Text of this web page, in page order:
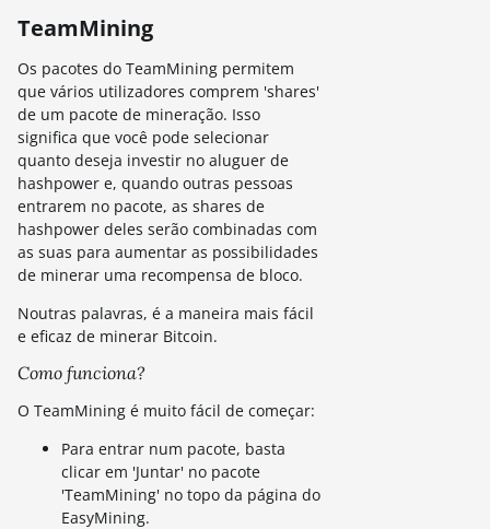
TeamMining
Os pacotes do TeamMining permitem
que vários utilizadores comprem 'shares'
de um pacote de mineração. Isso
significa que você pode selecionar
quanto deseja investir no aluguer de
hashpower e, quando outras pessoas
entrarem no pacote, as shares de
hashpower deles serão combinadas com
as suas para aumentar as possibilidades
de minerar uma recompensa de bloco.
Noutras palavras, é a maneira mais fácil
e eficaz de minerar Bitcoin.
Como funciona?
O TeamMining é muito fácil de começar:
Para entrar num pacote, basta
clicar em 'Juntar' no pacote
'TeamMining' no topo da página do
EasyMining.